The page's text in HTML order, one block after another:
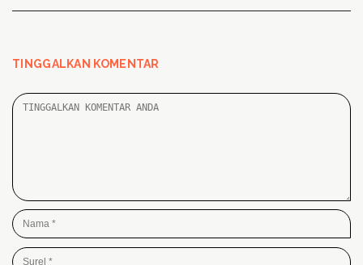
TINGGALKAN KOMENTAR